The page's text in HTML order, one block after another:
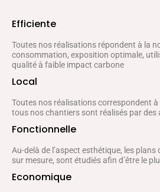
Efficiente
Toutes nos réalisations répondent à la
consommation, exposition optimale,
qualité à faible impact carbone
Local
Toutes nos réalisations correspondent à
tous nos chantiers sont réalisés par des
Fonctionnelle
Au-delà de l’aspect esthétique, les
sur mesure, sont étudiés afin d’être le
Economique